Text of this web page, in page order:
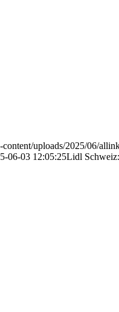
content/uploads/2025/06/
06-03 12:05:25Lidl